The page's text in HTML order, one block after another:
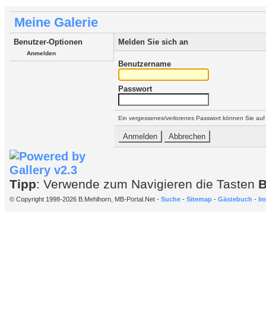
Meine Galerie
Benutzer-Optionen
Anmelden
Melden Sie sich an
Benutzername
Passwort
Ein vergessenes/verlorenes Passwort können Sie
Tipp: Verwende zum Navigieren die Tasten
© Copyright 1998-2026 B.Mehlhorn, MB-Portal.Net - Suche - Sitemap - Gästebuch -